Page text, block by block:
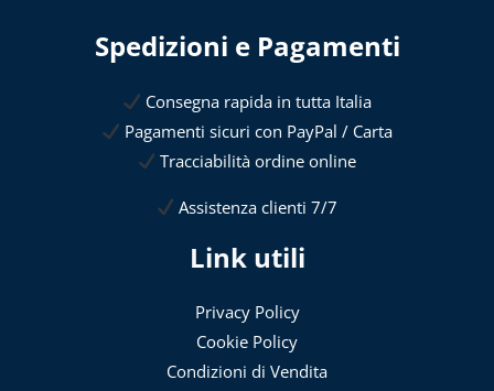
Spedizioni e Pagamenti
Consegna rapida in tutta Italia
Pagamenti sicuri con PayPal / Carta
Tracciabilità ordine online
Assistenza clienti 7/7
Link utili
Privacy Policy
Cookie Policy
Condizioni di Vendita